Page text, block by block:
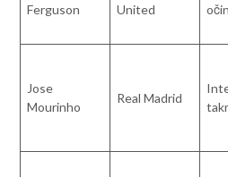
Ferguson
United
Jose
Mourinho
Real Madrid